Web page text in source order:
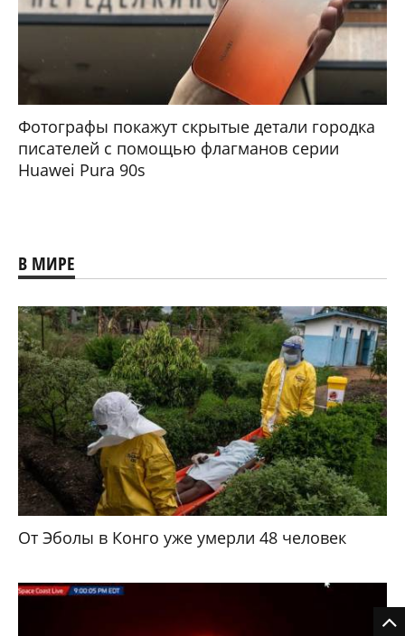
Фотографы покажут скрытые детали городка
писателей с помощью флагманов серии
Huawei Pura 90s
В МИРЕ
От Эболы в Конго уже умерли 48 человек